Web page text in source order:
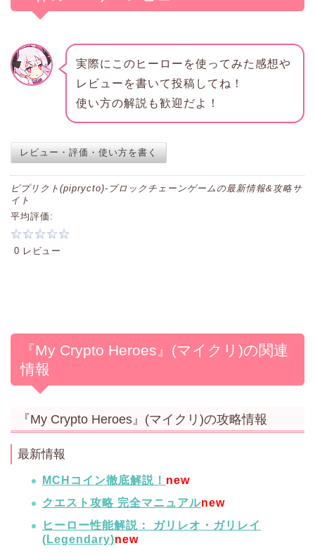
実際にこのヒーローを使ってみた感想や
レビューを書いて投稿してね！
使い方の解説も歓迎だよ！
レビュー・評価・使い方を書く
ピプリクト(piprycto)-ブロックチェーンゲームの最新情報&攻略サ
イト
平均評価:
0 レビュー
『My Crypto Heroes』(マイクリ)の関連
情報
『My Crypto Heroes』(マイクリ)の攻略情報
最新情報
MCHコイン徹底解説！ new
クエスト攻略 完全マニュアルnew
ヒーロー性能解説： ガリレオ・ガリレイ
(Legendary)new